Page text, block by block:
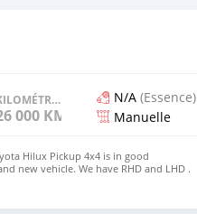
KILOMÉTRAGE
000 KM
N/A (Essence)
Manuelle
Hilux Pickup 4x4 is in good
new vehicle. We have RHD and LHD .
Revo Rocco,
$7,000 USD WHATSAPP NUMBER: